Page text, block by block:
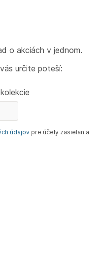
o akciách v jednom.
určite poteší:
údajov pre účely zasielania